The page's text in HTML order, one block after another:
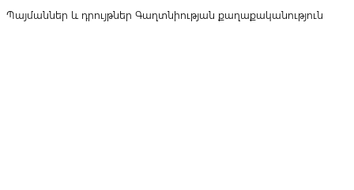
Պայմաններ և դրույթներ Գաղտնիության քաղաքականություն